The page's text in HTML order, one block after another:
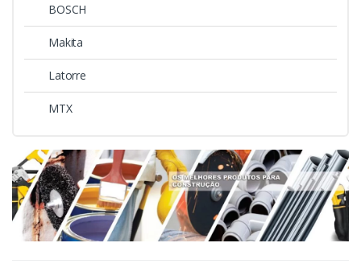
BOSCH
Makita
Latorre
MTX